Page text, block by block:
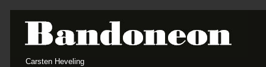
Carsten Heveling